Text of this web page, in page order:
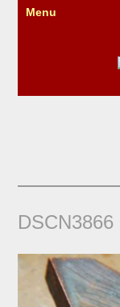
Menu
DSCN3866